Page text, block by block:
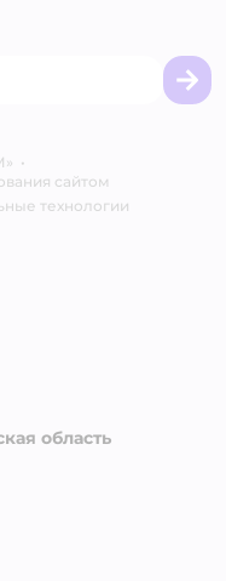
•
сайтом
технологии
область